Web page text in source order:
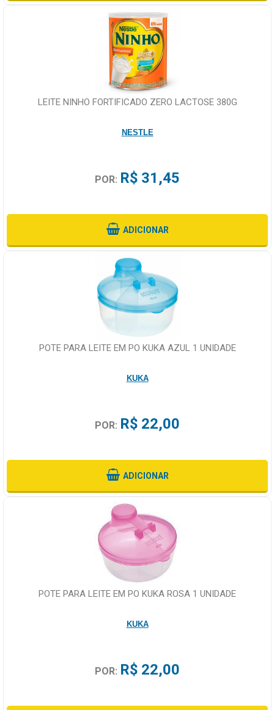
LEITE NINHO FORTIFICADO ZERO LACTOSE 380G
NESTLE
POR: R$ 31,45
ADICIONAR
POTE PARA LEITE EM PO KUKA AZUL 1 UNIDADE
KUKA
POR: R$ 22,00
ADICIONAR
POTE PARA LEITE EM PO KUKA ROSA 1 UNIDADE
KUKA
POR: R$ 22,00